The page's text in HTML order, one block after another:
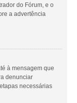
do Fórum, e o
a advertência
à mensagem que
denunciar
necessárias